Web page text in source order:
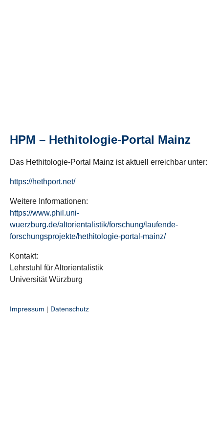
HPM – Hethitologie-Portal Mainz
Das Hethitologie-Portal Mainz ist aktuell erreichbar unter:
https://hethport.net/
Weitere Informationen:
https://www.phil.uni-
wuerzburg.de/altorientalistik/forschung/laufende-
forschungsprojekte/hethitologie-portal-mainz/
Kontakt:
Lehrstuhl für Altorientalistik
Universität Würzburg
Impressum | Datenschutz